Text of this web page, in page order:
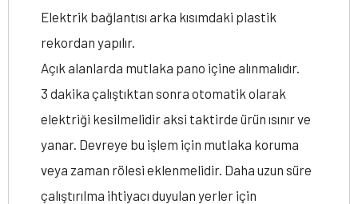
Elektrik bağlantısı arka kısımdaki plastik
rekordan yapılır.
Açık alanlarda mutlaka pano içine alınmalıdır.
3 dakika çalıştıktan sonra otomatik olarak
elektriği kesilmelidir aksi taktirde ürün ısınır ve
yanar. Devreye bu işlem için mutlaka koruma
veya zaman rölesi eklenmelidir. Daha uzun süre
çalıştırılma ihtiyacı duyulan yerler için